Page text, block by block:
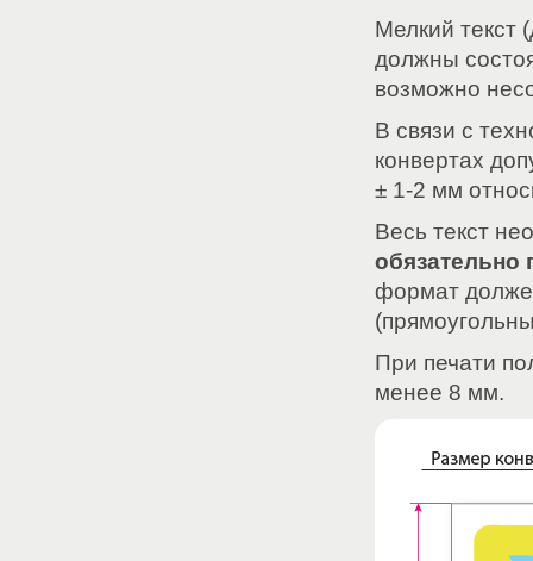
Мелкий текст
должны
возможно
В связи с
конвертах
± 1-2 мм
Весь текст
обязательно
формат
При печати
менее 8 мм.